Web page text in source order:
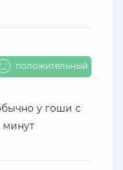
положительный
у гоши с
минут